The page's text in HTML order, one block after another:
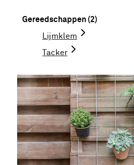
Gereedschappen (2)
Lijmklem
Tacker